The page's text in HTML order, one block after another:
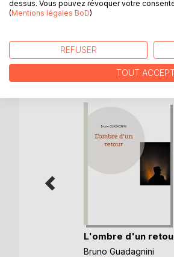
bijouterie et la brosserie
défit, mais surtout par
D’AUTRES
L'ombre d'un
Bruno Guadagnini
dessus. Vous pouvez révoquer votre
(Mentions légales BoD)
REFUSER
TOUT